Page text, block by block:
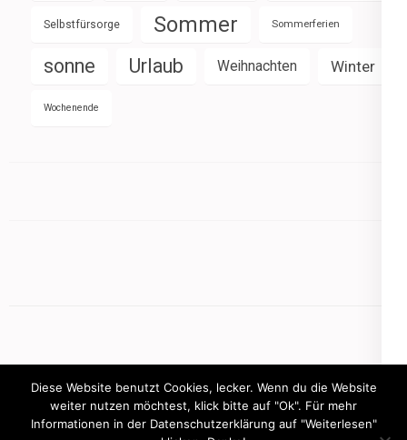
Selbstfürsorge Sommer Sommerferien
sonne Urlaub Weihnachten Winter
Wochenende
Diese Website benutzt Cookies, lecker. Wenn du die Website
weiter nutzen möchtest, klick bitte auf "Ok". Für mehr
Informationen in der Datenschutzerklärung auf "Weiterlesen"